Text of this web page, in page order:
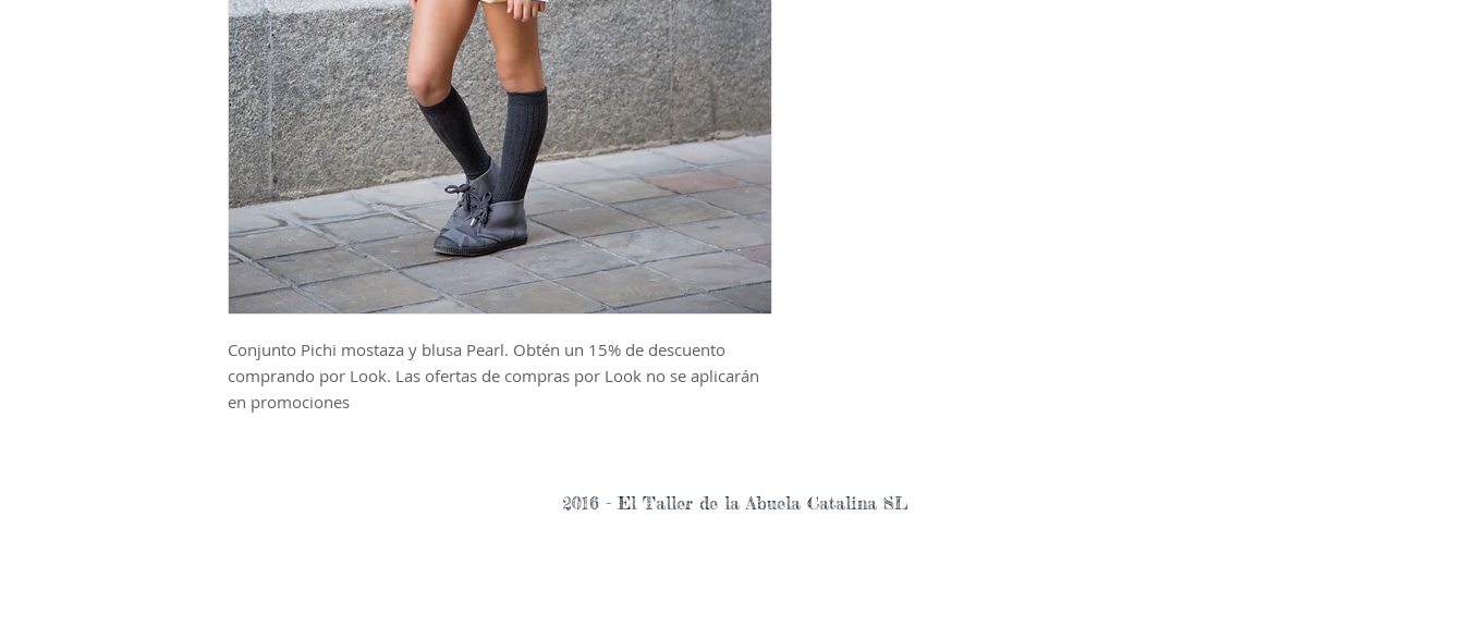
Conjunto Pichi mostaza y blusa Pearl. Obtén un 15% de descuento
comprando por Look. Las ofertas de compras por Look no se aplicarán
en promociones
2016 - El Taller de la Abuela Catalina SL